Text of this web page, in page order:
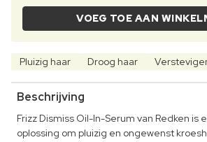
VOEG TOE AAN
Pluizig haar Droog haar
Beschrijving
Frizz Dismiss Oil-In-Serum van Redken is
oplossing om pluizig en ongewenst